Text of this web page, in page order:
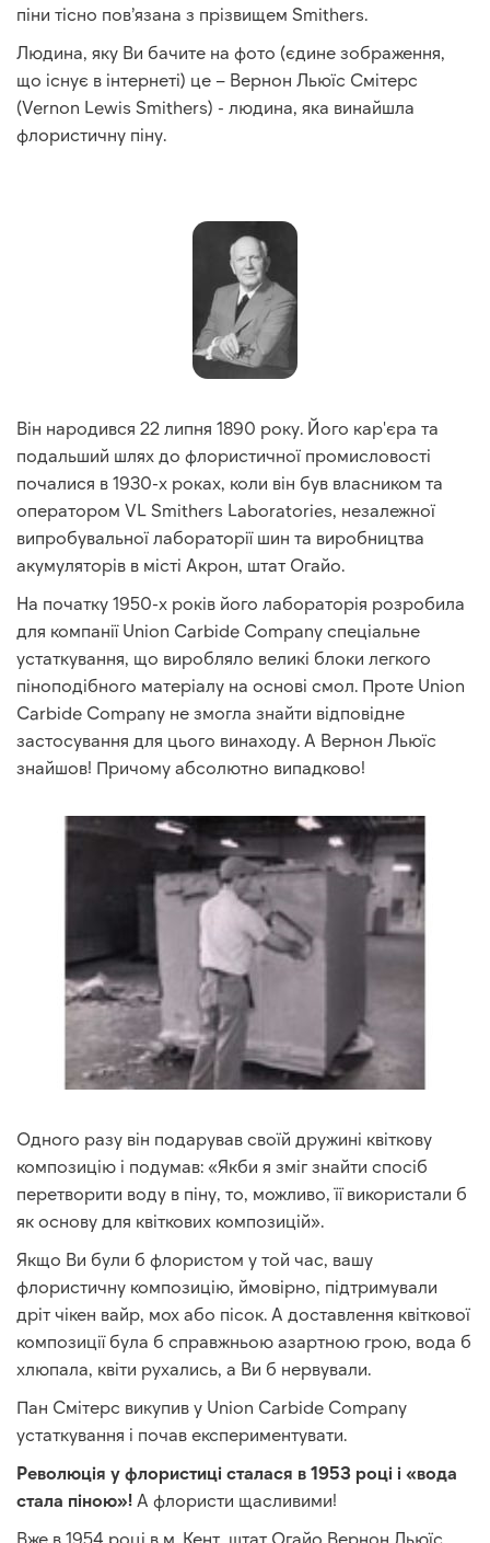
піни тісно пов’язана з прізвищем Smithers.
Людина, яку Ви бачите на фото (єдине зображення,
що існує в інтернеті) це – Вернон Льюїс Смітерс
(Vernon Lewis Smithers) - людина, яка винайшла
флористичну піну.
Він народився 22 липня 1890 року. Його кар'єра та
подальший шлях до флористичної промисловості
почалися в 1930-х роках, коли він був власником та
оператором VL Smithers Laboratories, незалежної
випробувальної лабораторії шин та виробництва
акумуляторів в місті Акрон, штат Огайо.
На початку 1950-х років його лабораторія розробила
для компанії Union Carbide Company спеціальне
устаткування, що виробляло великі блоки легкого
піноподібного матеріалу на основі смол. Проте Union
Carbide Company не змогла знайти відповідне
застосування для цього винаходу. А Вернон Льюїс
знайшов! Причому абсолютно випадково!
Одного разу він подарував своїй дружині квіткову
композицію і подумав: «Якби я зміг знайти спосіб
перетворити воду в піну, то, можливо, її використали б
як основу для квіткових композицій».
Якщо Ви були б флористом у той час, вашу
флористичну композицію, ймовірно, підтримували
дріт чікен вайр, мох або пісок. А доставлення квіткової
композиції була б справжньою азартною грою, вода б
хлюпала, квіти рухались, а Ви б нервували.
Пан Смітерс викупив у Union Carbide Company
устаткування і почав експериментувати.
Революція у флористиці сталася в 1953 році і «вода
стала піною»! А флористи щасливими!
Вже в 1954 році в м. Кент, штат Огайо Вернон Льюїс